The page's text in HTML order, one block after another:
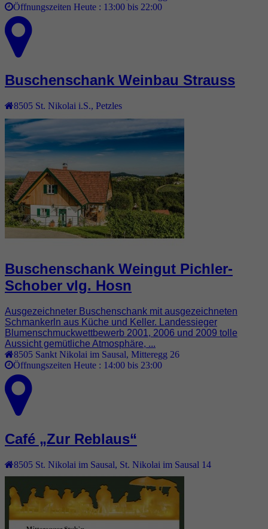
Öffnungszeiten Heute : 13:00 bis 22:00
Buschenschank Weinbau Strauss
8505 St. Nikolai i.S., Petzles
Buschenschank Weingut Pichler-
Schober vlg. Hosn
Ausgezeichneter Buschenschank mit ausgezeichneten
Schmankerln aus Küche und Keller. Landessieger
Blumenschmuckwettbewerb 2001, 2006 und 2009 tolle
Aussicht gemütliche Atmosphäre, ...
8505 Sankt Nikolai im Sausal Mitteregg 26
Öffnungszeiten Heute : 14:00 bis 23:00
Café „Zur Reblaus“
8505 St. Nikolai im Sausal St. Nikolai im Sausal 14